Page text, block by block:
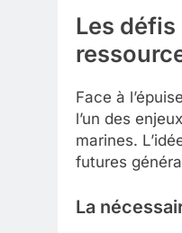
Les défis
Face à
l’un des
marines.
futures
La